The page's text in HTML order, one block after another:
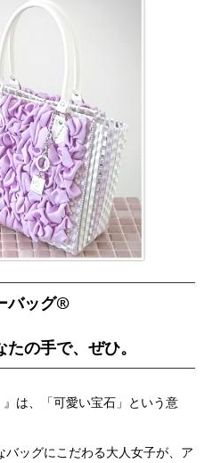
バッグ®️
の手で、ぜひ。
』は、「可愛い宝石」という意
ッグにこだわる大人女子が、ア